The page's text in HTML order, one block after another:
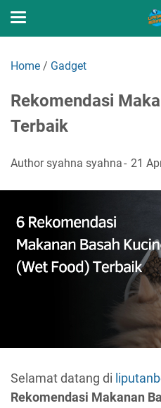
Home / Gadget
Rekomendasi
Terbaik
Authorsyahna syahna 21
Selamat datang di
Rekomendasi Makanan